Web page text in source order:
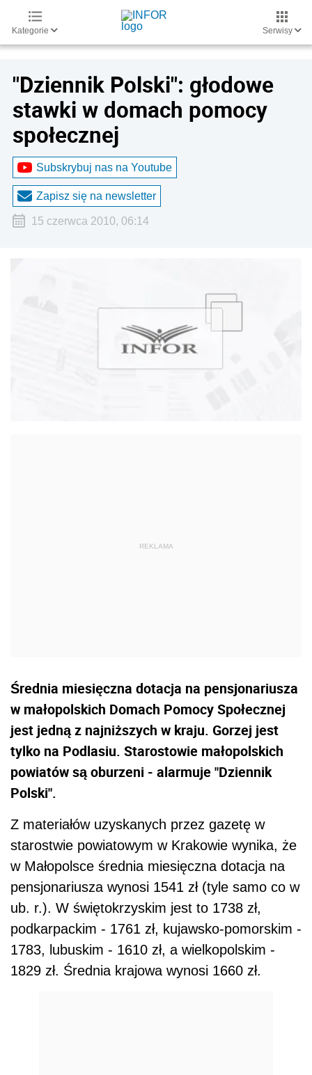
Kategorie Serwisy
"Dziennik Polski": głodowe
stawki w domach pomocy
społecznej
Subskrybuj nas na Youtube
Zapisz się na newsletter
15 czerwca 2010, 06:14
Średnia miesięczna dotacja na pensjonariusza
w małopolskich Domach Pomocy Społecznej
jest jedną z najniższych w kraju. Gorzej jest
tylko na Podlasiu. Starostowie małopolskich
powiatów są oburzeni - alarmuje "Dziennik
Polski".
Z materiałów uzyskanych przez gazetę w
starostwie powiatowym w Krakowie wynika, że
w Małopolsce średnia miesięczna dotacja na
pensjonariusza wynosi 1541 zł (tyle samo co w
ub. r.). W świętokrzyskim jest to 1738 zł,
podkarpackim - 1761 zł, kujawsko-pomorskim -
1783, lubuskim - 1610 zł, a wielkopolskim -
1829 zł. Średnia krajowa wynosi 1660 zł.